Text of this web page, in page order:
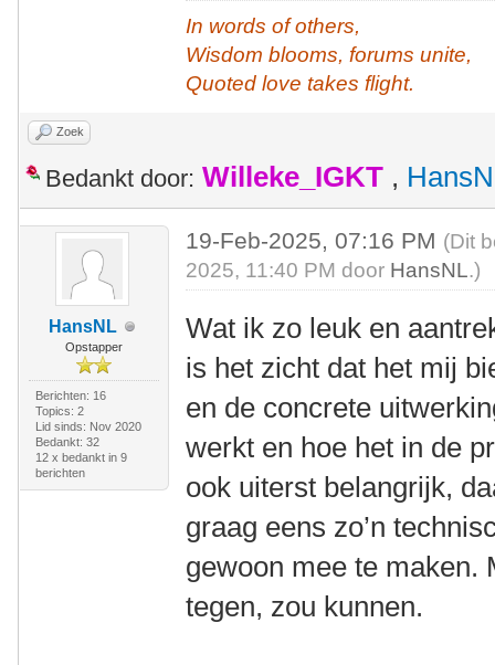
In words of others,
Wisdom blooms, forums unite,
Quoted love takes flight.
Zoek
Bedankt door: Willeke_IGKT ,
HansNL
Opstapper
Berichten: 16
Topics: 2
Lid sinds: Nov 2020
Bedankt: 32
12 x bedankt in 9
berichten
19-Feb-2025, 07:16 PM (Dit
2025, 11:40 PM door HansNL.)
Wat ik zo leuk en
is het zicht dat het mij
en de concrete
werkt en hoe het in de
ook uiterst belangrijk,
graag eens zo’n
gewoon mee te maken.
tegen, zou kunnen.